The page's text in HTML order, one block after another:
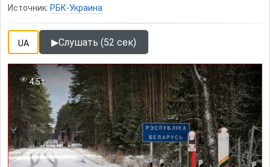
Источник: РБК-Украина
UA ▶Слушать (52 сек)
4.5т